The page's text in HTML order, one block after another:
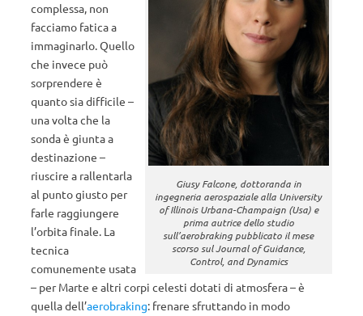
Giusy Falcone, dottoranda in
ingegneria aerospaziale alla University
of Illinois Urbana-Champaign (Usa) e
prima autrice dello studio
sull’aerobraking pubblicato il mese
scorso sul Journal of Guidance,
Control, and Dynamics
complessa, non
facciamo fatica a
immaginarlo. Quello
che invece può
sorprendere è
quanto sia difficile –
una volta che la
sonda è giunta a
destinazione –
riuscire a rallentarla
al punto giusto per
farle raggiungere
l’orbita finale. La
tecnica
comunemente usata
– per Marte e altri corpi celesti dotati di atmosfera – è
quella dell’aerobraking: frenare sfruttando in modo